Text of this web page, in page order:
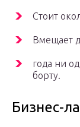
Стоит
Вмещает
года ни
борту.
Бизнес-